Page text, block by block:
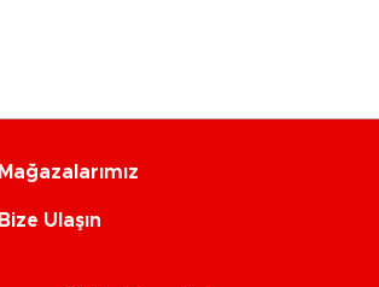
Mağazalarımız
Bize Ulaşın